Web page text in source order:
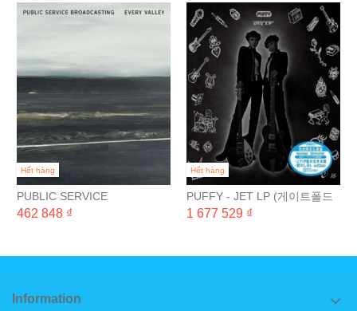
Hết hàng
PUBLIC SERVICE
BROADCASTING - EVERY
462 848 ₫
Hết hàng
PUFFY - JET LP (게이트폴드
완전 일본 생산 한정반) [2LP]
1 677 529 ₫
Information